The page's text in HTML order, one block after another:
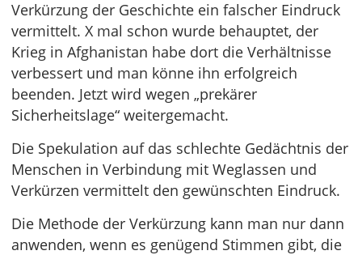
Verkürzung der Geschichte ein falscher Eindruck
vermittelt. X mal schon wurde behauptet, der
Krieg in Afghanistan habe dort die Verhältnisse
verbessert und man könne ihn erfolgreich
beenden. Jetzt wird wegen „prekärer
Sicherheitslage“ weitergemacht.
Die Spekulation auf das schlechte Gedächtnis der
Menschen in Verbindung mit Weglassen und
Verkürzen vermittelt den gewünschten Eindruck.
Die Methode der Verkürzung kann man nur dann
anwenden, wenn es genügend Stimmen gibt, die